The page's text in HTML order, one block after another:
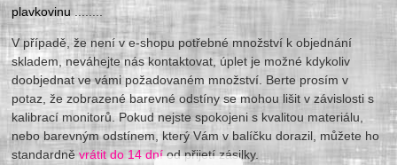
plavkovinu
V případě, že není v e-shopu potřebné množství k objednání
skladem, neváhejte nás kontaktovat, úplet je možné kdykoliv
doobjednat ve vámi požadovaném množství. Berte prosím v
potaz, že zobrazené barevné odstíny se mohou lišit v závislosti s
kalibrací monitorů. Pokud nejste spokojeni s kvalitou materiálu,
nebo barevným odstínem, který Vám v balíčku dorazil, můžete ho
standardněvrátit do 14 dníod přijetí zásilky.